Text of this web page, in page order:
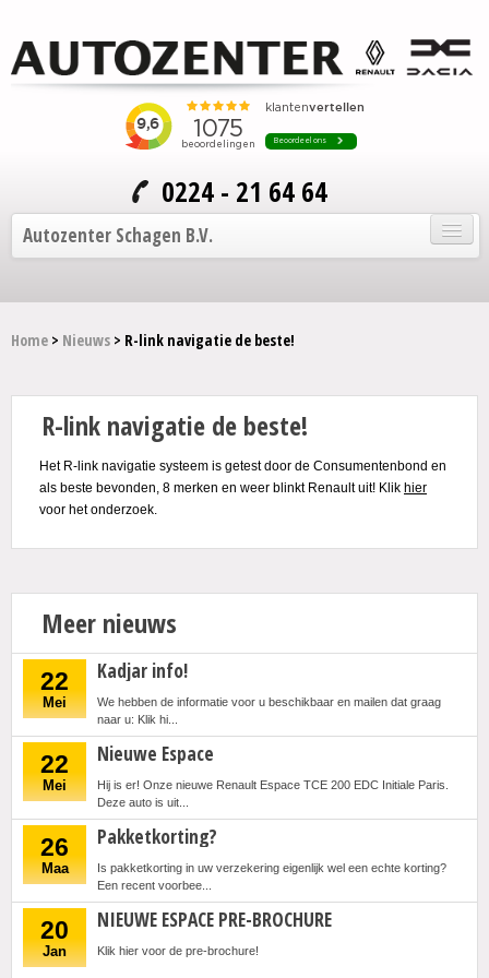
0224 - 21 64 64
Autozenter Schagen B.V.
Home
Onze auto's
Service en onderhoud
Over Autozenter
Contact
Home > Nieuws > R-link navigatie de beste!
R-link navigatie de beste!
Het R-link navigatie systeem is getest door de Consumentenbond en
als beste bevonden, 8 merken en weer blinkt Renault uit! Klik hier
voor het onderzoek.
Meer nieuws
22
Mei
Kadjar info!
We hebben de informatie voor u beschikbaar en mailen dat graag
naar u: Klik hi...
22
Mei
Nieuwe Espace
Hij is er! Onze nieuwe Renault Espace TCE 200 EDC Initiale Paris.
Deze auto is uit...
26
Maa
Pakketkorting?
Is pakketkorting in uw verzekering eigenlijk wel een echte korting?
Een recent voorbee...
20
Jan
NIEUWE ESPACE PRE-BROCHURE
Klik hier voor de pre-brochure!